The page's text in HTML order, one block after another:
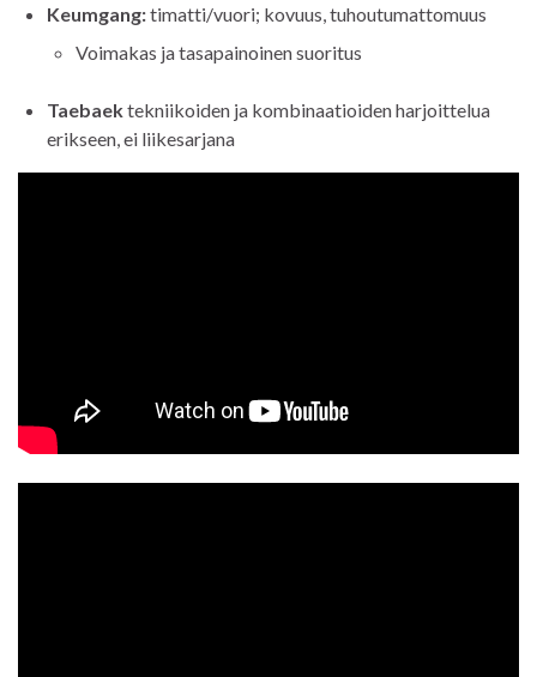
Keumgang:timatti/vuori; kovuus, tuhoutumattomuus
Voimakas ja tasapainoinen suoritus
Taebaektekniikoiden ja kombinaatioiden harjoittelua
erikseen, ei liikesarjana